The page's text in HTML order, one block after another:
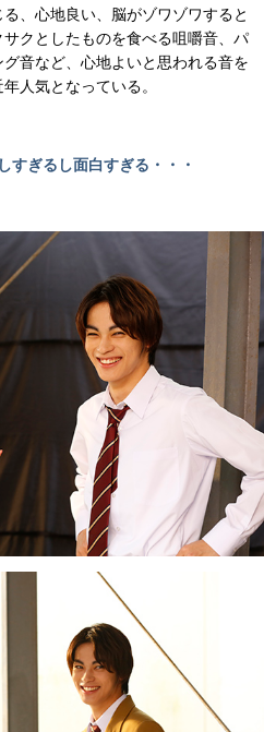
、心地良い、脳がゾワゾワすると
クとしたものを食べる咀嚼音、パ
音など、心地よいと思われる音を
人気となっている。
すぎるし面白すぎる・・・